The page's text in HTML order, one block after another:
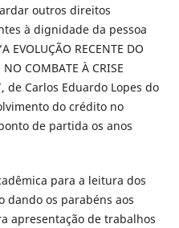
outros direitos
à dignidade da pessoa
RECENTE DO
COMBATE À CRISE
de Carlos Eduardo Lopes do
do crédito no
de partida os anos
para a leitura dos
dando os parabéns aos
apresentação de trabalhos